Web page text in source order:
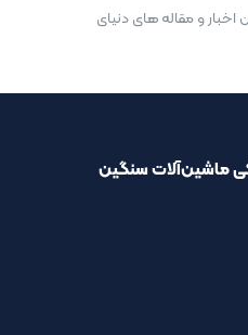
و مقاله های دنیای
ماشین‌آلات سنگین